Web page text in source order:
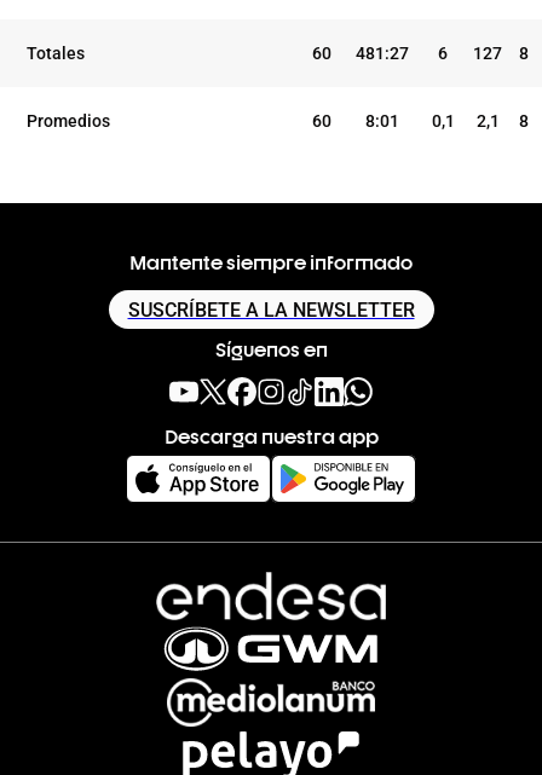
Totales 60 481:27 6 127 8
Promedios 60 8:01 0,1 2,1 8
Mantente siempre informado
SUSCRÍBETE A LA NEWSLETTER
Síguenos en
Descarga nuestra app